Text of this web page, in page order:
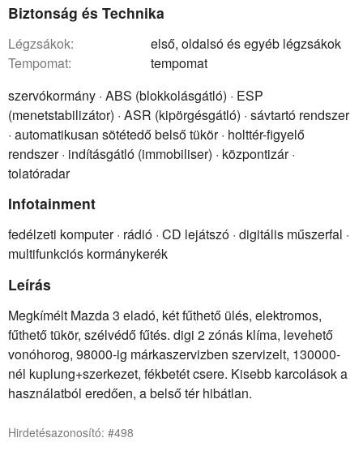
Biztonság és Technika
légzsákok:
első, oldalsó és egyéb légzsákok
tempomat:
tempomat
szervókormány · ABS (blokkolásgátló) · ESP
(menetstabilizátor) · ASR (kipörgésgátló) · sávtartó rendszer
· automatikusan sötétedő belső tükör · holttér-figyelő
rendszer · indításgátló (immobiliser) · központizár ·
tolatóradar
Infotainment
fedélzeti komputer · rádió · CD lejátszó · digitális műszerfal ·
multifunkciós kormánykerék
Leírás
Megkímélt Mazda 3 eladó, két fűthető ülés, elektromos,
fűthető tükör, szélvédő fűtés. digi 2 zónás klíma, levehető
vonóhorog, 98000-ig márkaszervizben szervizelt, 130000-
nél kuplung+szerkezet, fékbetét csere. Kisebb karcolások a
használatból eredően, a belső tér hibátlan.
Hirdetésazonosító: #498